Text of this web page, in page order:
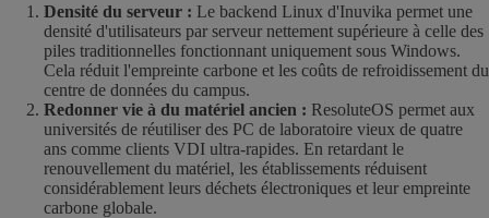
Densité du serveur : Le backend Linux d'Inuvika permet une
densité d'utilisateurs par serveur nettement supérieure à celle des
piles traditionnelles fonctionnant uniquement sous Windows.
Cela réduit l'empreinte carbone et les coûts de refroidissement du
centre de données du campus.
Redonner vie à du matériel ancien : ResoluteOS permet aux
universités de réutiliser des PC de laboratoire vieux de quatre
ans comme clients VDI ultra-rapides. En retardant le
renouvellement du matériel, les établissements réduisent
considérablement leurs déchets électroniques et leur empreinte
carbone globale.